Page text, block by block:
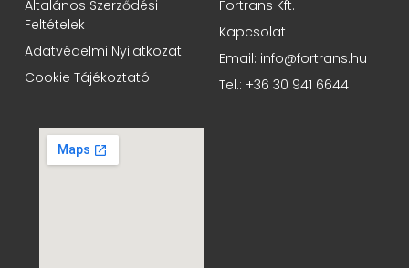
Általános Szerződési
Feltételek
Adatvédelmi Nyilatkozat
Cookie Tájékoztató
Fortrans Kft.
Kapcsolat
Email: info@fortrans.hu
Tel.: +36 30 941 6644